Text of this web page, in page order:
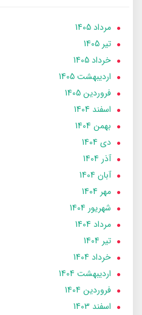
مرداد 1405
تير 1405
خرداد 1405
ارديبهشت 1405
فروردین 1405
اسفند 1404
بهمن 1404
دی 1404
آذر 1404
آبان 1404
مهر 1404
شهریور 1404
مرداد 1404
تير 1404
خرداد 1404
ارديبهشت 1404
فروردین 1404
اسفند 1403